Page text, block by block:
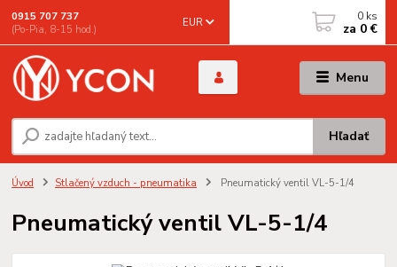
Menu
EUR
Hľadať
0915 707 737
(Po-Pia, 8-15 hod.)
0 ks
za 0 €
Úvod Stlačený vzduch - pneumatika Pneumatický ventil VL-5-1/4
Pneumatický ventil VL-5-1/4